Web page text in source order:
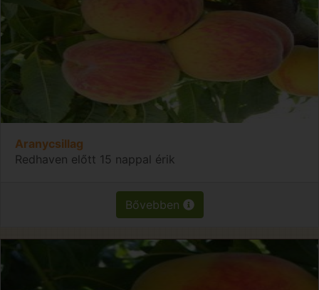
Aranycsillag
Redhaven előtt 15 nappal érik
Bővebben